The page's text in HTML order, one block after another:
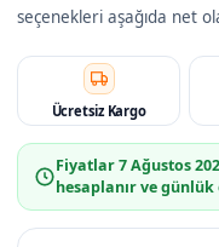
seçenekleri aşağıda net
Ücretsiz Kargo
Fiyatlar7 Ağustos
hesaplanır ve